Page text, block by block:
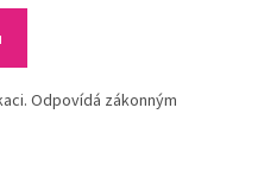
Odpovídá zákonným